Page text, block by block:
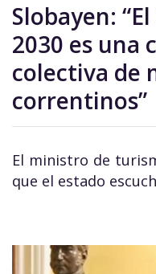
Slobayen:
2030 es una
colectiva de
correntinos”
El ministro de
que el estado